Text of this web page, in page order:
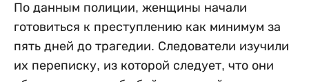
По данным полиции, женщины начали
готовиться к преступлению как минимум за
пять дней до трагедии. Следователи изучили
их переписку, из которой следует, что они